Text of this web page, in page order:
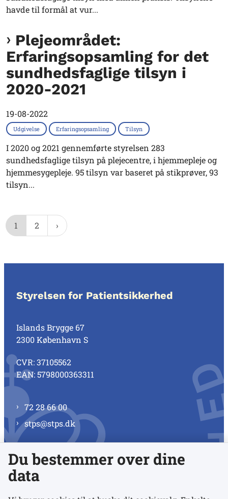
havde til formål at vur...
Plejeområdet:
Erfaringsopsamling for det
sundhedsfaglige tilsyn i
2020-2021
19-08-2022
Udgivelse Erfaringsopsamling Tilsyn
I 2020 og 2021 gennemførte styrelsen 283
sundhedsfaglige tilsyn på plejecentre, i hjemmepleje og
hjemmesygepleje. 95 tilsyn var baseret på stikprøver, 93
tilsyn...
1 2
Styrelsen for Patientsikkerhed
Islands Brygge 67
2300 København S
CVR: 37105562
EAN: 5798000363311
72 28 66 00
stps@stps.dk
Se alle kontaktnumre
Du bestemmer over dine
data